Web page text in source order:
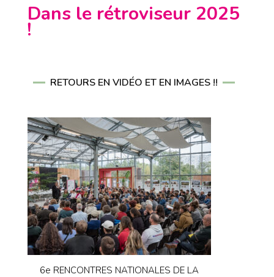
Dans le rétroviseur 2025
!
RETOURS EN VIDÉO ET EN IMAGES !!
6e RENCONTRES NATIONALES DE LA